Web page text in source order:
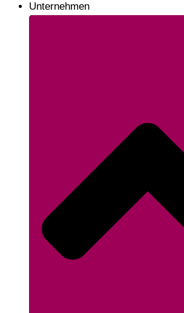
Unternehmen